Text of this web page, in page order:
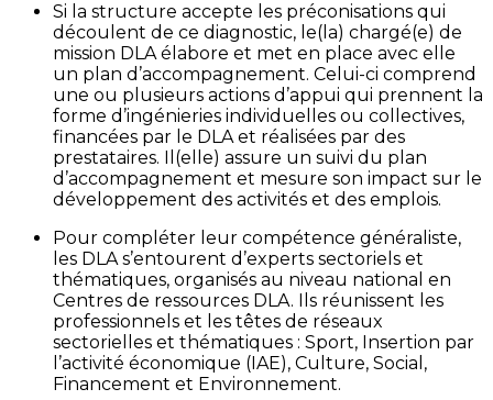
Si la structure accepte les préconisations qui
découlent de ce diagnostic, le(la) chargé(e) de
mission DLA élabore et met en place avec elle
un plan d’accompagnement. Celui-ci comprend
une ou plusieurs actions d’appui qui prennent la
forme d’ingénieries individuelles ou collectives,
financées par le DLA et réalisées par des
prestataires. Il(elle) assure un suivi du plan
d’accompagnement et mesure son impact sur le
développement des activités et des emplois.
Pour compléter leur compétence généraliste,
les DLA s’entourent d’experts sectoriels et
thématiques, organisés au niveau national en
Centres de ressources DLA. Ils réunissent les
professionnels et les têtes de réseaux
sectorielles et thématiques : Sport, Insertion par
l’activité économique (IAE), Culture, Social,
Financement et Environnement.